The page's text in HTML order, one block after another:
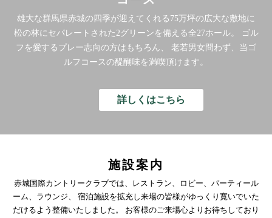
雄大な群馬県赤城の四季が迎えてくれる75万坪の広大な敷地に
松の林にセパレートされた2グリーンを備える全27ホール。
ゴル
フを愛するプレー志向の方はもちろん、
老若男女問わず、当ゴ
ルフコースの醍醐味を満喫頂けます。
詳しくはこちら
施設案内
赤城国際カントリークラブでは、レストラン、ロビー、パーティール
ーム、ラウンジ、
宿泊施設を拡充し来場の皆様がゆっくり寛いでいた
だけるよう整備いたしました。
お客様のご来場心よりお待ちしており